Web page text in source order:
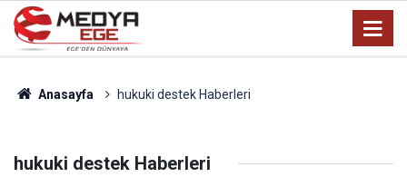
Anasayfa hukuki destek Haberleri
hukuki destek Haberleri